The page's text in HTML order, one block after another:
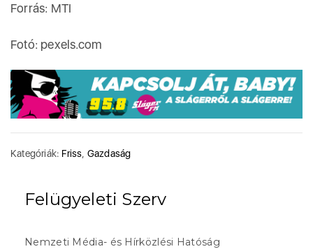
Forrás: MTI
Fotó: pexels.com
Kategóriák: Friss Gazdaság
Felügyeleti Szerv
Nemzeti Média- és Hírközlési Hatóság